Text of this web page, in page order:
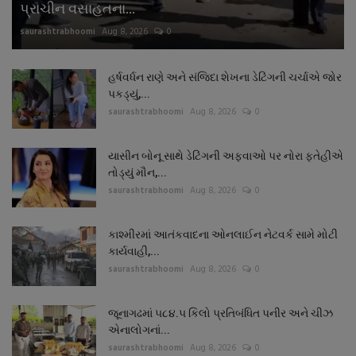
પ્રાચીન વસાહતના...
saurashtrabhoomi Aug 8, 2026 0
હર્ષવર્ધન રાણે અને સંજિદા શેખના ડેટિંગની ચર્ચાએ જોર
પકડ્યું,...
saurashtrabhoomi Aug 8, 2026 0
યાસીન બોનૂ સાથે ડેટિંગની અફવાઓ પર નોરા ફતેહીએ
તોડ્યું મૌન,...
saurashtrabhoomi Aug 8, 2026 0
કાશ્મીરમાં આતંકવાદના ઓનલાઈન નેટવર્ક સામે મોટી
કાર્યવાહી,...
saurashtrabhoomi Aug 8, 2026 0
જૂનાગઢમાં ૫૮૪.૫ કિલો પ્રતિબંધિત પનીર અને ચીઝ
એનાલોગનાં...
saurashtrabhoomi Aug 8, 2026 0